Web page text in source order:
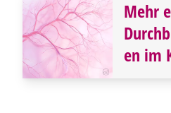
Mehr
en im